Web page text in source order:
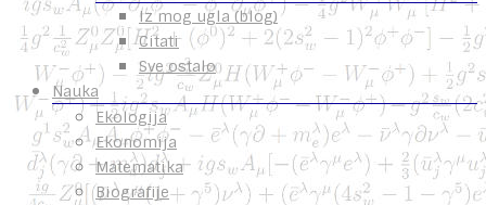
Iz mog ugla (blog)
Citati
Sve ostalo
Nauka
Ekologija
Ekonomija
Matematika
Biografije